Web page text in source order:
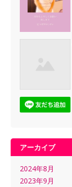
アーカイブ
2024年8月
2023年9月